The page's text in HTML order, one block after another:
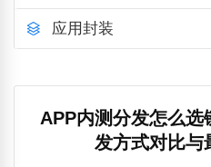
应用封装
APP内测分发怎么选
发方式对比与